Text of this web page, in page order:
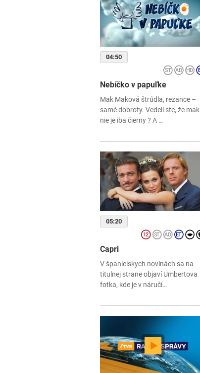
04:50
Nebíčko v papuľke
Mak Maková štrúdla, rezance –
samé dobroty. Vedeli ste, že mak
nie je iba čierny ? A …
05:20
Capri
V španielskych novinách sa na
titulnej strane objaví Umbertova
fotka, kde je v náručí…